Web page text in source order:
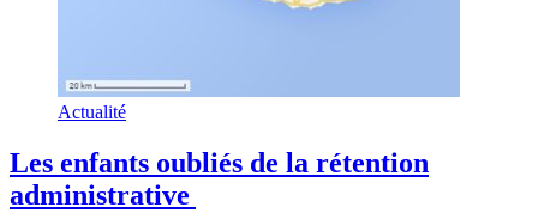
Actualité
Les enfants oubliés de la rétention
administrative